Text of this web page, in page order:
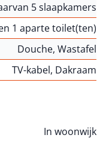
5 slaapkamers
1 aparte toilet(ten)
Douche, Wastafel
TV-kabel, Dakraam
In woonwijk